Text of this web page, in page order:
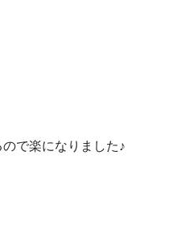
で楽になりました♪